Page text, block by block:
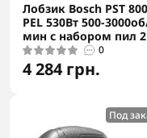
Лобзик Bosch PST 800
PEL 530Вт 500-
мин с набором пил
0
4 284 грн.
Под